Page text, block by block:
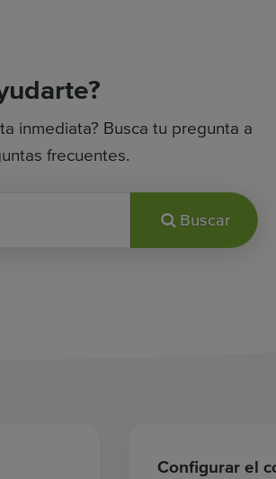
inmediata? Busca tu pregunta a
frecuentes.
Buscar
Configurar el